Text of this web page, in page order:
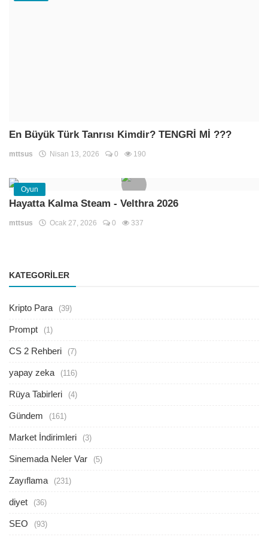
En Büyük Türk Tanrısı Kimdir? TENGRİ Mİ ???
mttsus Nisan 13, 2026 0 190
Oyun
Hayatta Kalma Steam - Velthra 2026
mttsus Ocak 27, 2026 0 337
KATEGORILER
Kripto Para (39)
Prompt (1)
CS 2 Rehberi (7)
yapay zeka (116)
Rüya Tabirleri (4)
Gündem (161)
Market İndirimleri (3)
Sinemada Neler Var (5)
Zayıflama (231)
diyet (36)
SEO (93)